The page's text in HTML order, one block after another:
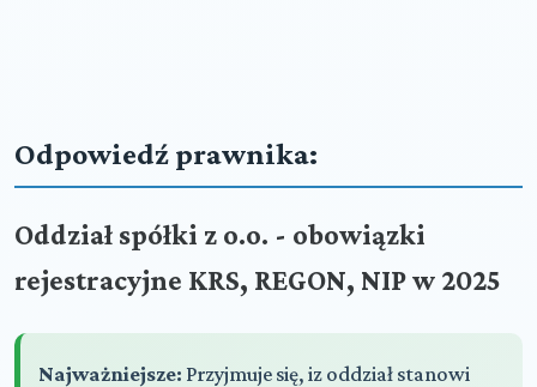
Odpowiedź prawnika:
Oddział spółki z o.o. - obowiązki
rejestracyjne KRS, REGON, NIP w 2025
Najważniejsze: Przyjmuje się, iz oddział stanowi